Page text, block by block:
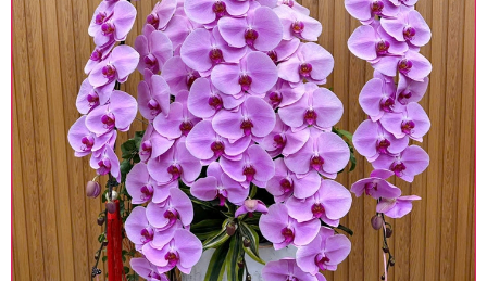
thay đổi so với giá niêm yết trên website. Khách
hàng ở Tỉnh thành khác vui lòng chủ động hỏi lại
giá trước khi đặt hàng, shop sẽ chủ động báo giá
chính xác khi có địa chỉ giao hàng cụ thể.